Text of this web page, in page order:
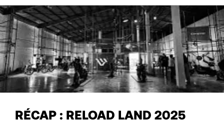
RÉCAP : RELOAD LAND 2025